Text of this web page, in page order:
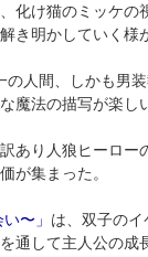
化け猫のミッケの
き明かしていく様
の人間、しかも男
魔法の描写が楽し
あり人狼ヒーロー
が集まった。
〜」 は、双子の
通して主人公の成